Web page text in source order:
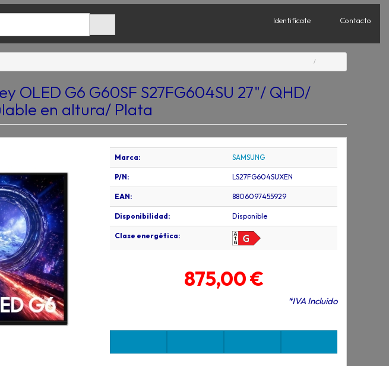
Identifícate Contacto
OLED G6 G60SF S27FG604SU 27"/ QHD/
en altura/ Plata
Marca: SAMSUNG
P/N: LS27FG604SUXEN
EAN: 8806097455929
Disponibilidad: Disponible
Clase energética:
875,00 €
*IVA Incluido